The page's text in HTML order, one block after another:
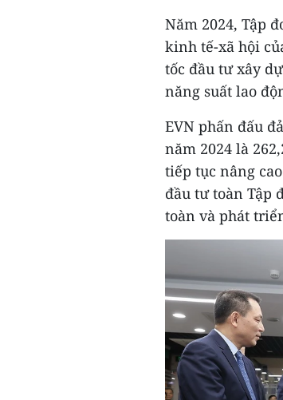
Năm 2024, Tập
kinh tế-xã hội
tốc đầu tư xây
năng suất lao
EVN phấn đấu
năm 2024 là
tiếp tục nâng
đầu tư toàn Tập
toàn và phát